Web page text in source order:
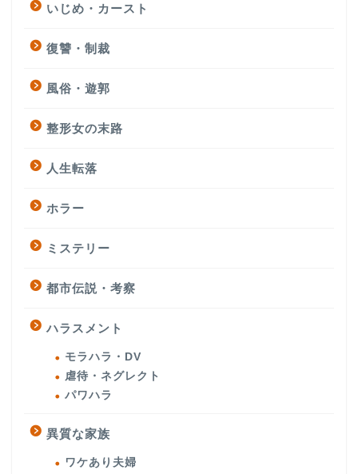
いじめ・カースト
復讐・制裁
風俗・遊郭
整形女の末路
人生転落
ホラー
ミステリー
都市伝説・考察
ハラスメント
モラハラ・DV
虐待・ネグレクト
パワハラ
異質な家族
ワケあり夫婦